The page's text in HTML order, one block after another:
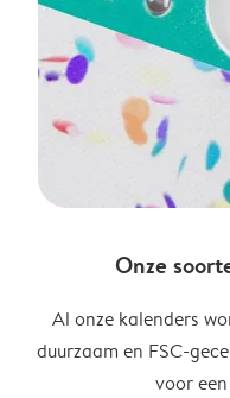
Onze
Al onze kalenders
duurzaam en FSC-
voor